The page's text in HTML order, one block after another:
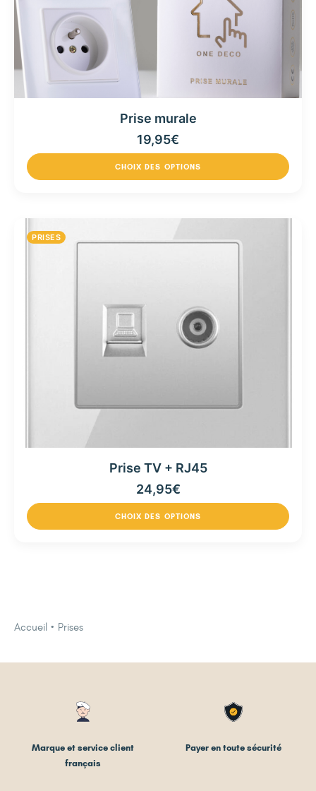
Prise murale
19,95€
CHOIX DES OPTIONS
PRISES
Prise TV + RJ45
24,95€
CHOIX DES OPTIONS
Accueil Prises
Marque et service client
français
Payer en toute sécurité